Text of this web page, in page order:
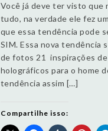
Você já deve ter visto que
tudo, na verdade ele fez
que essa tendência pode
SIM. Essa nova tendência
de fotos 21 inspirações
holográficos para o home
tendência assim […]
Compartilhe isso: